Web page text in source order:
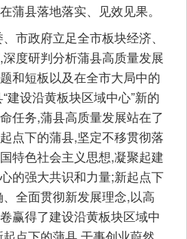
蒲县落地落实、见效见果。
政府立足全市板块经济、
度研判分析蒲县高质量发展
和短板以及在全市大局中的
建设沿黄板块区域中心”新的
任务,蒲县高质量发展站在了
点下的蒲县,坚定不移贯彻落
特色社会主义思想,凝聚起建
的强大共识和力量;新起点下
全面贯彻新发展理念,以高
赢得了建设沿黄板块区域中